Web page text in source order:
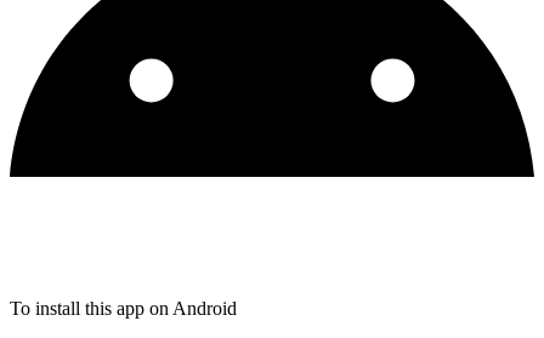
To install this app on Android